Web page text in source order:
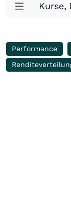
Kurse,
Performance